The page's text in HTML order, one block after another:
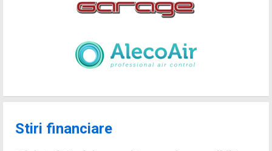
Stiri financiare